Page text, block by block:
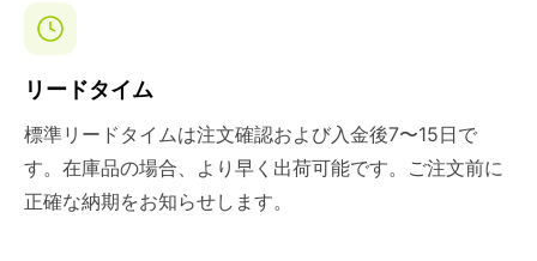
リードタイム
標準リードタイムは注文確認および入金後7〜15日で
す。在庫品の場合、より早く出荷可能です。ご注文前に
正確な納期をお知らせします。